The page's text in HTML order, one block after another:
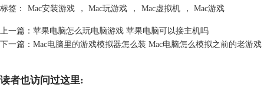
知道了CrossOver支持手柄后，接下来我们来看一下CrossOver里的Steam怎
么连接手柄。连接手柄到CrossOver里的Steam并不复杂，以下是详细的步
骤：
柄大多支持Mac。也有部分手柄不支持Mac电脑，在连接之前，建议你查
标签： Mac安装游戏 ， Mac玩游戏 ， Mac虚拟机 ， Mac游戏
上一篇： 苹果电脑怎么玩电脑游戏 苹果电脑可以接主机吗
下一篇： Mac电脑里的游戏模拟器怎么装 Mac电脑怎么模拟之前的老游戏
读者也访问过这里: